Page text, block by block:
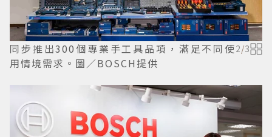
同步推出300個專業手工具品項，滿足不同使
用情境需求。圖／BOSCH提供
2/3